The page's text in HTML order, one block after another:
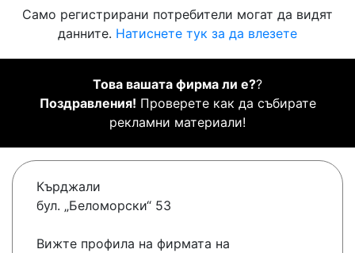
Само регистрирани потребители могат да видят
данните. Натиснете тук за да влезете
Това вашата фирма ли е??
Поздравления! Проверете как да събирате
рекламни материали!
Кърджали
бул. „Беломорски“ 53
Вижте профила на фирмата на